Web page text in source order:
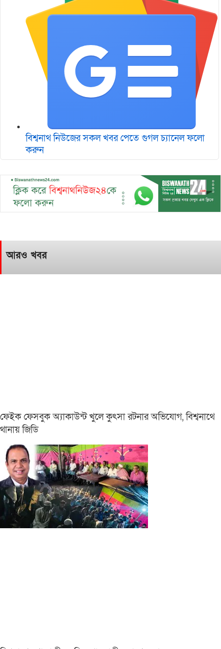
বিশ্বনাথ নিউজের সকল খবর পেতে গুগল চ‌্যানেল ফলো
করুন
আরও খবর
ফেইক ফেসবুক অ্যাকাউন্ট খুলে কুৎসা রটনার অভিযোগ, বিশ্বনাথে
থানায় জিডি